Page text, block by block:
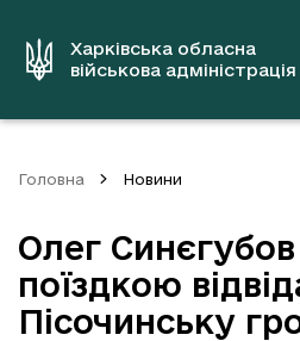
вмістуХарківська обласна
військова адміністрація
Головна Новини
Олег
поїздкою
Пісочинську